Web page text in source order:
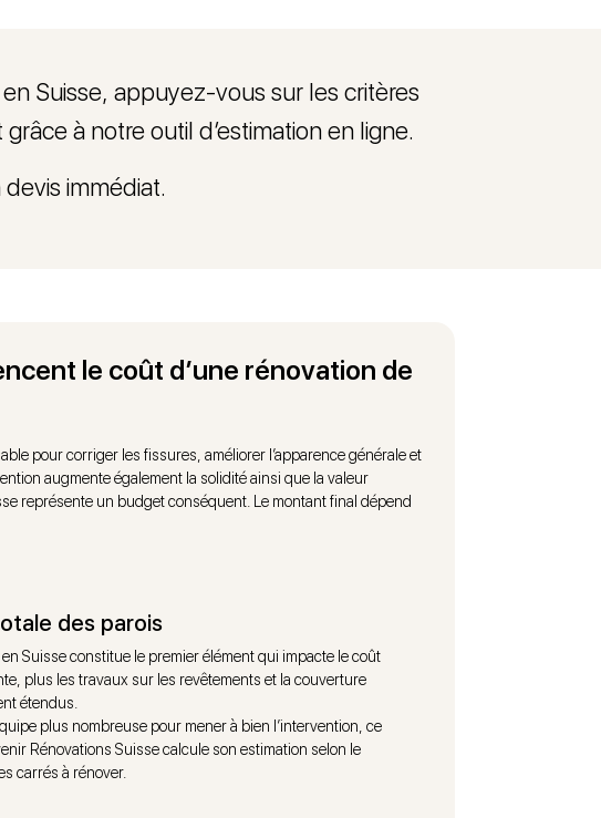
Suisse, appuyez-vous sur les critères
à notre outil d’estimation en ligne.
immédiat.
le coût d’une rénovation de
pour corriger les fissures, améliorer l’apparence générale et
augmente également la solidité ainsi que la valeur
représente un budget conséquent. Le montant final dépend
des parois
Suisse constitue le premier élément qui impacte le coût
plus les travaux sur les revêtements et la couverture
étendus.
plus nombreuse pour mener à bien l’intervention, ce
Rénovations Suisse calcule son estimation selon le
carrés à rénover.